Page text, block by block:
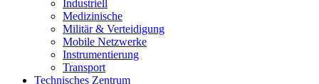
Industriell
Medizinische
Militär & Verteidigung
Mobile Netzwerke
Instrumentierung
Transport
Technisches Zentrum